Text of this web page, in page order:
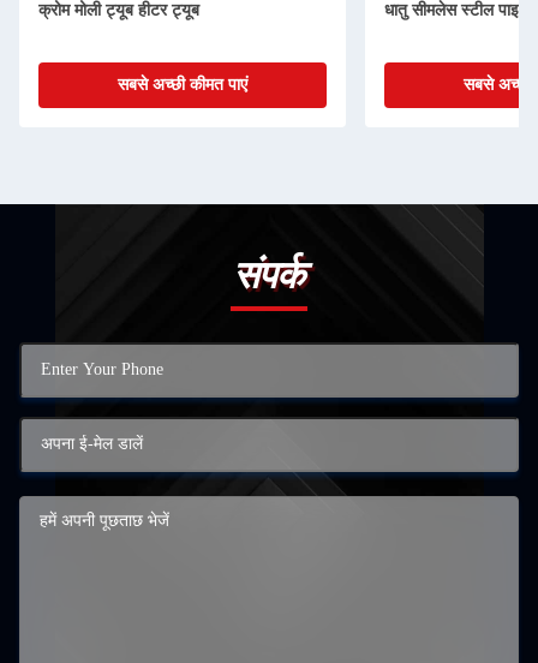
क्रोम मोली ट्यूब हीटर ट्यूब
सबसे अच्छी कीमत पाएं
धातु सीमलेस स्टील पाइप
सबसे अच्छी
संपर्क